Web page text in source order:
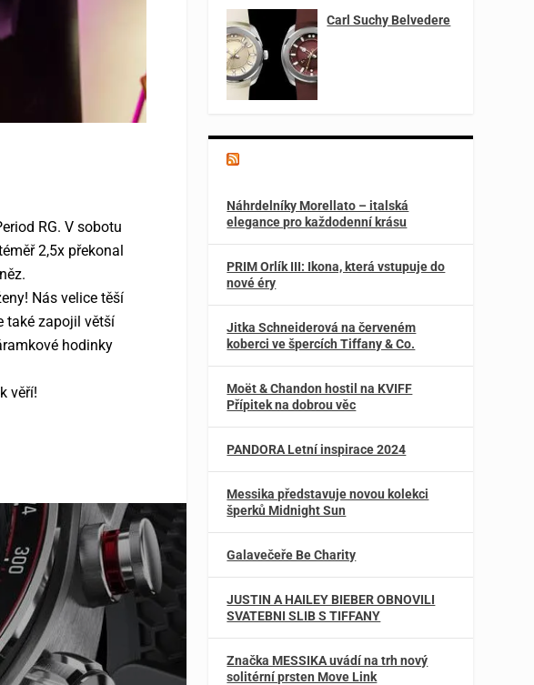
RG. V sobotu
2,5x překonal
Nás velice těší
také zapojil větší
hodinky
věří!
Carl Suchy Belvedere
Náhrdelníky Morellato – italská
elegance pro každodenní krásu
PRIM Orlík III: Ikona, která vstupuje do
nové éry
Jitka Schneiderová na červeném
koberci ve špercích Tiffany & Co.
Moët & Chandon hostil na KVIFF
Přípitek na dobrou věc
PANDORA Letní inspirace 2024
Messika představuje novou kolekci
šperků Midnight Sun
Galavečeře Be Charity
JUSTIN A HAILEY BIEBER OBNOVILI
SVATEBNI SLIB S TIFFANY
Značka MESSIKA uvádí na trh nový
solitérní prsten Move Link